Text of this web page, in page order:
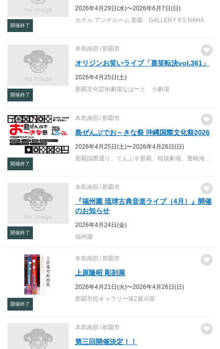
開催終了
2026年4月29日(水)〜2026年6月7日(日)
ホテル アンテルーム 那覇 GALLERY 9.5 NAHA
開催終了
本島南部 那覇市
オリジンお笑いライブ「喜笑転決vol.361」
2026年4月25日(土)
那覇文化芸術劇場なはーと 小劇場
開催終了
本島南部 那覇市
島ぜんぶでお～きな祭 沖縄国際文化祭2026
2026年4月25日(土)〜2026年4月26日(日)
那覇国際通り、てんぶす那覇、桜坂劇場、豊崎海浜公園 美らSUNビーチ
開催終了
本島南部 那覇市
『福州園 琉球古典音楽ライブ（4月）』開催
のお知らせ
2026年4月24日(金)
福州園
開催終了
本島南部 那覇市
上原隆昭 彫刻展
2026年4月21日(火)〜2026年4月26日(日)
那覇市民ギャラリー第2展示室
本島南部 那覇市
第三回開催決定！！